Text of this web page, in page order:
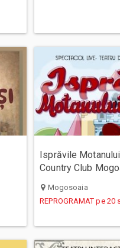
Isprăvile
Country Club
Mogosoaia
REPROGRAMAT pe